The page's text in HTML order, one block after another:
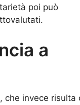
poi può
a
che invece risulta